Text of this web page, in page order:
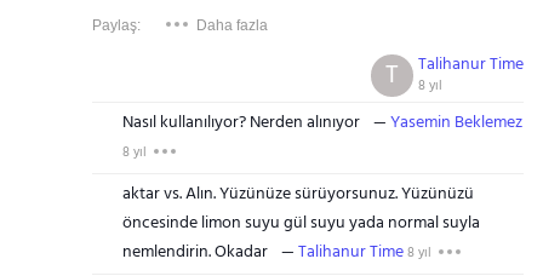
Paylaş: Daha fazla
Talihanur Time
8 yıl
T
Nasıl kullanılıyor? Nerden alınıyor Yasemin Beklemez
8 yıl
aktar vs. Alın. Yüzünüze sürüyorsunuz. Yüzünüzü
öncesinde limon suyu gül suyu yada normal suyla
nemlendirin. Okadar
Talihanur Time8 yıl